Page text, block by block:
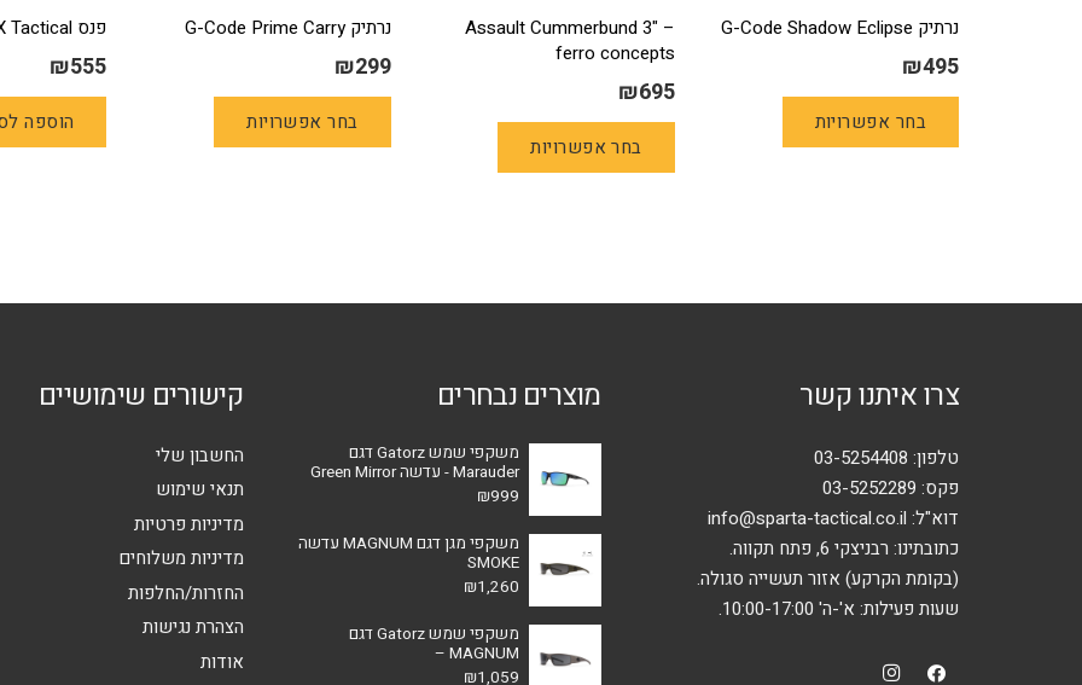
נרתיק G-Code Shadow Eclipse
₪495
בחר אפשרויות
את
Assault Cummerbund 3" –
ferro concepts
₪695
בחר אפשרויות
לבחור
בעמוד
נרתיק G-Code Prime Carry
₪299
בחר אפשרויות
את
המוצר
פנס SURFIRE -G2X Tactical
₪555
הוספה
צרו איתנו קשר
טלפון: 03-5254408
פקס: 03-5252289
דוא"ל: info@sparta-tactical.co.il
כתובתינו: רבניצקי 6, פתח תקווה.
(בקומת הקרקע) אזור תעשייה סגולה.
שעות פעילות: א'-ה' 10:00-17:00.
מוצרים נבחרים
משקפי שמש Gatorz דגם
Marauder - עדשה Green Mirror
₪999
משקפי מגן דגם MAGNUM עדשה
SMOKE
₪1,260
משקפי שמש Gatorz דגם
MAGNUM –
₪1,059
קישורים שימושיים
החשבון שלי
תנאי שימוש
מדיניות פרטיות
מדיניות משלוחים
החזרות/החלפות
הצהרת נגישות
אודות